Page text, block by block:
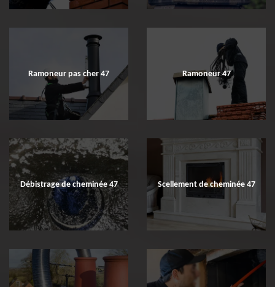
Ramoneur pas cher 47 Ramoneur 47
Débistrage de cheminée 47 Scellement de cheminée 47